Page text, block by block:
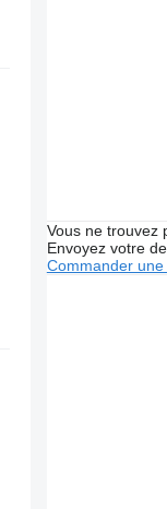
Vous ne trouvez
Envoyez votre
Commander